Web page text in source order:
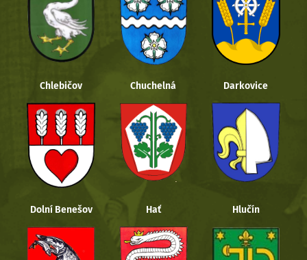
Chlebičov Chuchelná Darkovice
Dolní Benešov Hať Hlučín